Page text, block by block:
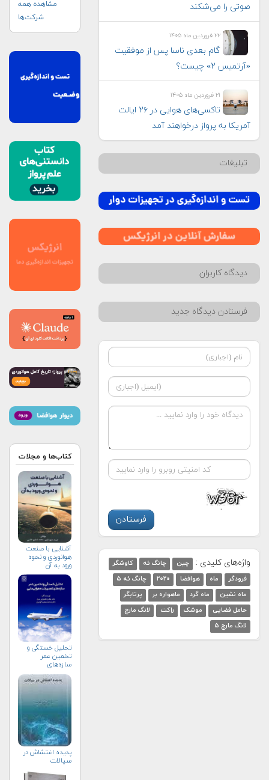
صوتی را می‌شکند
۲۲ فروردین ماه ۱۴۰۵
گام بعدی ناسا پس از موفقیت
«آرتمیس ۲» چیست؟
۲۱ فروردین ماه ۱۴۰۵
تاکسی‌های هوایی در ۲۶ ایالت
آمریکا به پرواز درخواهند آمد
تبلیغات
دیدگاه کاربران
فرستادن دیدگاه جدید
واژه‌های کلیدی : چین چانگ ئه
کاوشگر
فرودگر
ماه هوافضا ۲۰۲۰
چانگ ئه ۵
ماه نشین
ماه گرد ماهواره بر
پرتابگر
حامل فضایی
موشک راکت
لانگ مارچ
لانگ مارچ ۵
مشاهده همه
شرکت‌ها
کتاب‌ها و مجلات
آشنایی با صنعت
هوانوردی و نحوه
ورود به آن
تحلیل خستگی و
تخمین عمر
سازه‌های
تعمیرشده
هواپیمایی
پدیده اغتشاش در
سیالات